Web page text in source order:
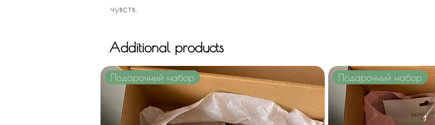
чувств.
Additional products
Подарочный набор Подарочный набор